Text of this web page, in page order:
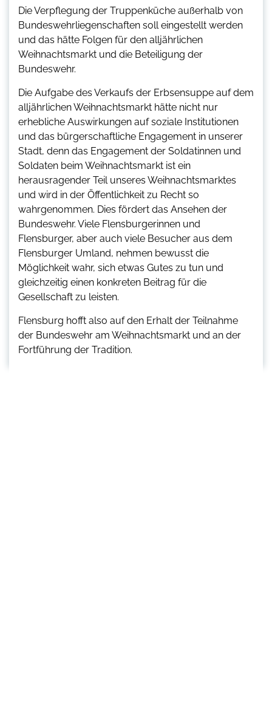
Die Verpflegung der Truppenküche außerhalb von
Bundeswehrliegenschaften soll eingestellt werden
und das hätte Folgen für den alljährlichen
Weihnachtsmarkt und die Beteiligung der
Bundeswehr.
Die Aufgabe des Verkaufs der Erbsensuppe auf dem
alljährlichen Weihnachtsmarkt hätte nicht nur
erhebliche Auswirkungen auf soziale Institutionen
und das bürgerschaftliche Engagement in unserer
Stadt, denn das Engagement der Soldatinnen und
Soldaten beim Weihnachtsmarkt ist ein
herausragender Teil unseres Weihnachtsmarktes
und wird in der Öffentlichkeit zu Recht so
wahrgenommen. Dies fördert das Ansehen der
Bundeswehr. Viele Flensburgerinnen und
Flensburger, aber auch viele Besucher aus dem
Flensburger Umland, nehmen bewusst die
Möglichkeit wahr, sich etwas Gutes zu tun und
gleichzeitig einen konkreten Beitrag für die
Gesellschaft zu leisten.
Flensburg hofft also auf den Erhalt der Teilnahme
der Bundeswehr am Weihnachtsmarkt und an der
Fortführung der Tradition.